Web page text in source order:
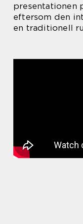
presentationen
eftersom den
en traditionell